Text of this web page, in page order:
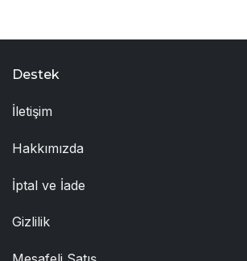
Destek
İletişim
Hakkımızda
İptal ve İade
Gizlilik